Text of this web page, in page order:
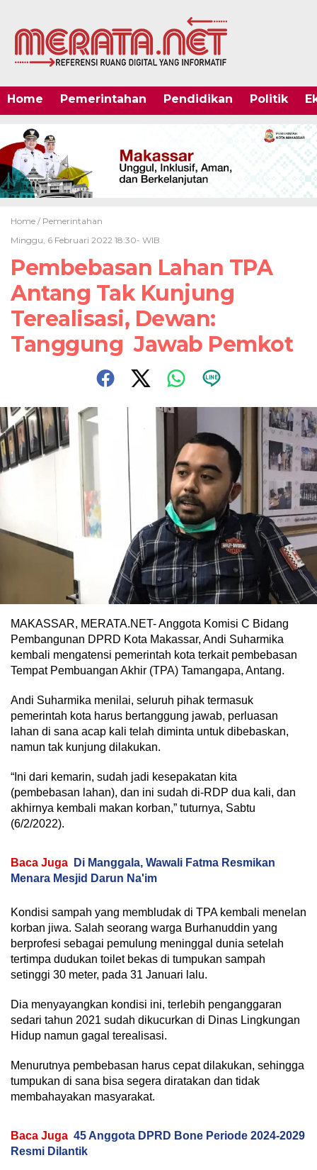
Home Pemerintahan Pendidikan Politik
Home / Pemerintahan
Minggu, 6 Februari 2022 18:30- WIB
Pembebasan Lahan TPA
Antang Tak Kunjung
Terealisasi, Dewan:
Tanggung Jawab Pemkot
MAKASSAR, MERATA.NET- Anggota Komisi C Bidang
Pembangunan DPRD Kota Makassar, Andi Suharmika
kembali mengatensi pemerintah kota terkait pembebasan
Tempat Pembuangan Akhir (TPA) Tamangapa, Antang.
Andi Suharmika menilai, seluruh pihak termasuk
pemerintah kota harus bertanggung jawab, perluasan
lahan di sana acap kali telah diminta untuk dibebaskan,
namun tak kunjung dilakukan.
“Ini dari kemarin, sudah jadi kesepakatan kita
(pembebasan lahan), dan ini sudah di-RDP dua kali, dan
akhirnya kembali makan korban,” tuturnya, Sabtu
(6/2/2022).
Baca Juga
Di Manggala, Wawali Fatma Resmikan
Menara Mesjid Darun Na'im
Kondisi sampah yang membludak di TPA kembali menelan
korban jiwa. Salah seorang warga Burhanuddin yang
berprofesi sebagai pemulung meninggal dunia setelah
tertimpa dudukan toilet bekas di tumpukan sampah
setinggi 30 meter, pada 31 Januari lalu.
Dia menyayangkan kondisi ini, terlebih penganggaran
sedari tahun 2021 sudah dikucurkan di Dinas Lingkungan
Hidup namun gagal terealisasi.
Menurutnya pembebasan harus cepat dilakukan, sehingga
tumpukan di sana bisa segera diratakan dan tidak
membahayakan masyarakat.
Baca Juga 45 Anggota DPRD Bone Periode 2024-2029
Resmi Dilantik